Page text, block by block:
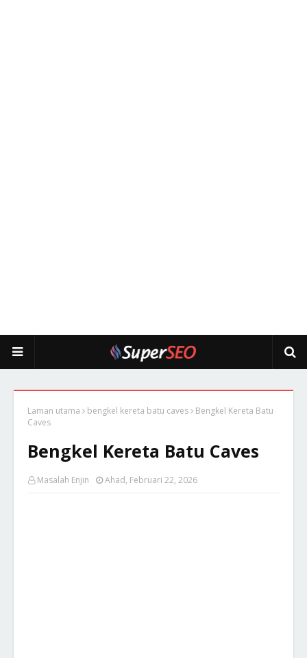
Laman utama bengkel kereta batu caves
Bengkel Kereta Batu
Caves
Bengkel Kereta Batu Caves
Masalah Enjin Ahad, Februari 22, 2026